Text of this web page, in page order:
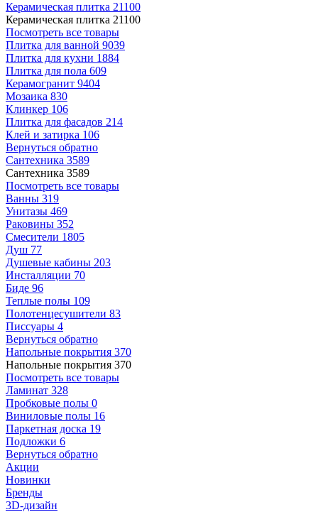
Керамическая плитка 21100
Керамическая плитка 21100
Посмотреть все товары
Плитка для ванной 9039
Плитка для кухни 1884
Плитка для пола 609
Керамогранит 9404
Мозаика 830
Клинкер 106
Плитка для фасадов 214
Клей и затирка 106
Вернуться обратно
Сантехника 3589
Сантехника 3589
Посмотреть все товары
Ванны 319
Унитазы 469
Раковины 352
Смесители 1805
Душ 77
Душевые кабины 203
Инсталляции 70
Биде 96
Теплые полы 109
Полотенцесушители 83
Писсуары 4
Вернуться обратно
Напольные покрытия 370
Напольные покрытия 370
Посмотреть все товары
Ламинат 328
Пробковые полы 0
Виниловые полы 16
Паркетная доска 19
Подложки 6
Вернуться обратно
Акции
Новинки
Бренды
3D-дизайн